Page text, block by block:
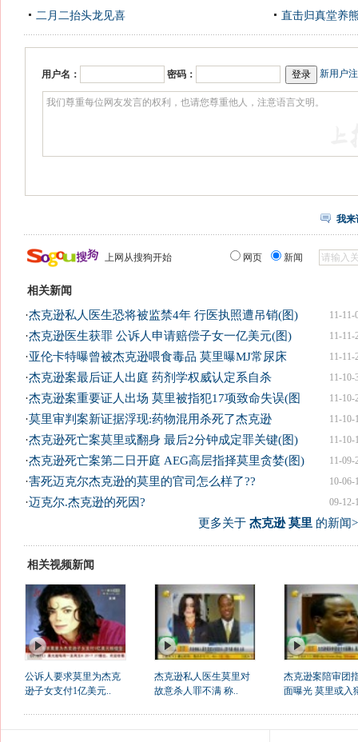
二月二抬头龙见喜 直击归真堂养
用户名： 密码： 新用户
我来
上网从搜狗开始 网页 新闻
相关新闻
11-11-
·杰克逊私人医生恐将被监禁4年 行医执照遭吊销(图)
11-11-
·杰克逊医生获罪 公诉人申请赔偿子女一亿美元(图)
11-11-
·亚伦卡特曝曾被杰克逊喂食毒品 莫里曝MJ常尿床
11-10-
·杰克逊案最后证人出庭 药剂学权威认定系自杀
11-10-
·杰克逊案重要证人出场 莫里被指犯17项致命失误(图
11-10-
·莫里审判案新证据浮现:药物混用杀死了杰克逊
11-10-
·杰克逊死亡案莫里或翻身 最后2分钟成定罪关键(图)
11-09-
·杰克逊死亡案第二日开庭 AEG高层指择莫里贪婪(图)
10-06-
·害死迈克尔杰克逊的莫里的官司怎么样了??
09-12-
·迈克尔.杰克逊的死因?
更多关于 杰克逊 莫里 的新闻
相关视频新闻
公诉人要求莫里为杰克
逊子女支付1亿美元..
杰克逊私人医生莫里对
故意杀人罪不满 称..
杰克逊案陪审团
面曝光 莫里或入